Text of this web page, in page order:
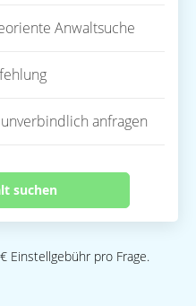
Anwaltsuche
anfragen
suchen
Einstellgebühr pro Frage.